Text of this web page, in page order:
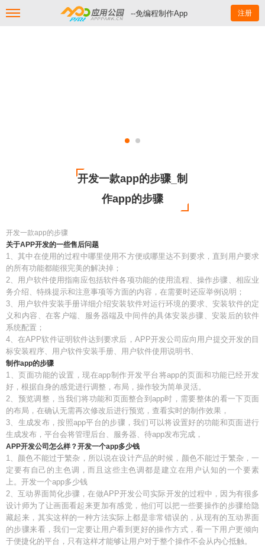
--免编程制作App 注册
开发一款app的步骤_制
作app的步骤
开发一款app的步骤
关于APP开发的一些售后问题
1、其中在使用的过程中哪里使用不方便或哪里达不到要求，直到用户要求
的所有功能都能很完美的解决掉；
2、用户软件使用指南应包括软件各项功能的使用流程、操作步骤、相应业
务介绍、特殊提示和注意事项等方面的内容，在需要时还应举例说明；
3、用户软件安装手册详细介绍安装软件对运行环境的要求、安装软件的定
义和内容、在客户端、服务器端及中间件的具体安装步骤、安装后的软件
系统配置；
4、在APP软件证明软件达到要求后，APP开发公司应向用户提交开发的目
标安装程序、用户软件安装手册、用户软件使用说明书、
制作app的步骤
1、页面功能的设置，现在app制作开发平台将app的页面和功能已经开发
好，根据自身的感觉进行调整，布局，操作较为简单灵活。
2、预览调整，当我们将功能和页面整合到app时，需要整体的看一下页面
的布局，在确认无需再次修改后进行预览，查看实时的制作效果，
3、生成发布，按照app平台的步骤，我们可以将设置好的功能和页面进行
生成发布，平台会将管理后台、服务器、待app发布完成，
APP开发公司怎么样？开发一个app多少钱
1、颜色不能过于繁杂，所以说在设计产品的时候，颜色不能过于繁杂，一
定要有自己的主色调，而且这些主色调都是建立在用户认知的一个要素
上。开发一个app多少钱
2、互动界面简化步骤，在做APP开发公司实际开发的过程中，因为有很多
设计师为了让画面看起来更加有感觉，他们可以把一些要操作的步骤给隐
藏起来，其实这样的一种方法实际上都是非常错误的，从现有的互动界面
的步骤来看，我们一定要让用户看到更好的操作方式，看一下用户更倾向
于便捷化的平台，只有这样才能够让用户对于整个操作不会从内心抵触。